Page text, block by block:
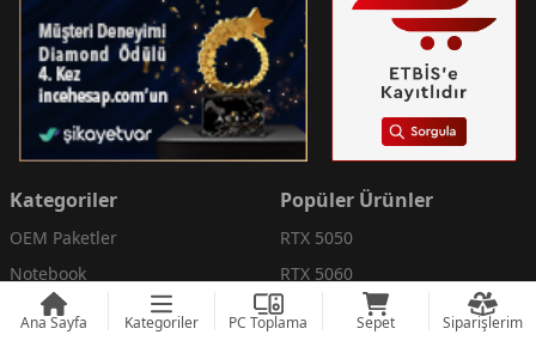
Ana Sayfa Kategoriler PC Toplama Sepet Siparişlerim
Kategoriler
OEM Paketler
Notebook
Monitör
Popüler Ürünler
RTX 5050
RTX 5060
RTX 5060 Ti